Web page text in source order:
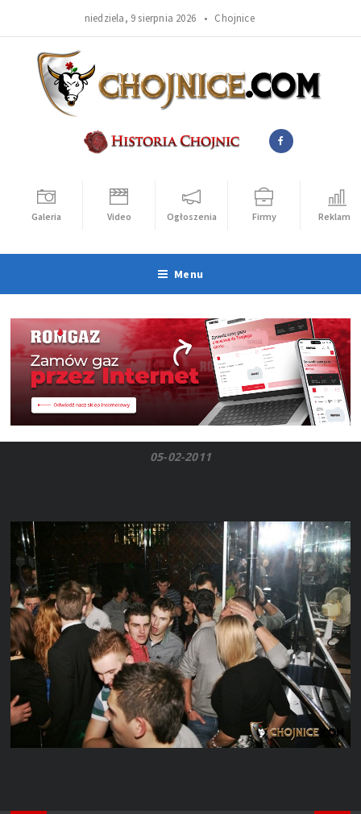
niedziela, 9 sierpnia 2026 • Chojnice
Galeria Video Ogłoszenia Firmy Reklama
Menu
05-02-2011